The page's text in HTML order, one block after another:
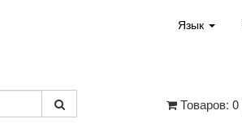
Язык
Товаров: 0